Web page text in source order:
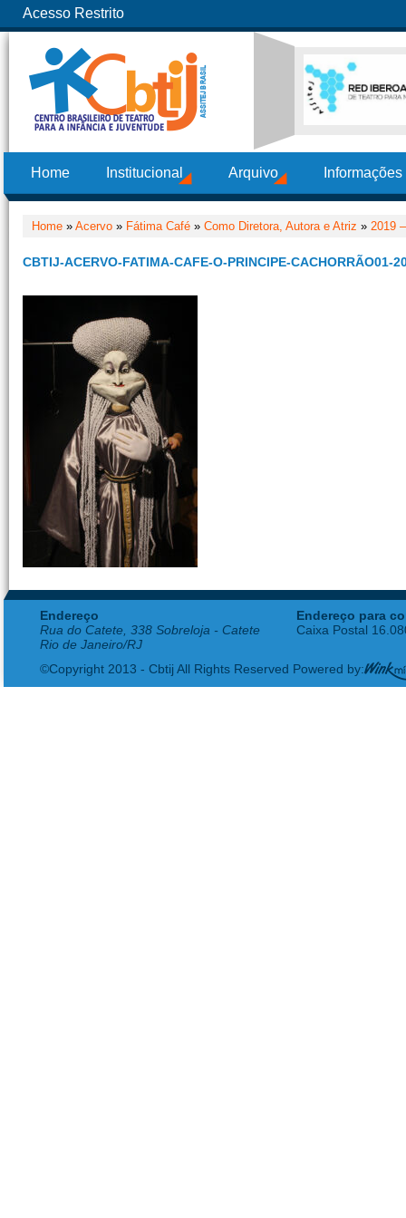
Acesso Restrito
Home Institucional Arquivo
Home » Acervo » Fátima Café » Como Diretora, Autora e Atriz » 2019
CBTIJ-ACERVO-FATIMA-CAFE-O-PRINCIPE-CACHORRÃO01-
Endereço
Rua do Catete, 338 Sobreloja - Catete
Rio de Janeiro/RJ
Endereço para
Caixa Postal
©Copyright 2013 - Cbtij All Rights Reserved Powered by: